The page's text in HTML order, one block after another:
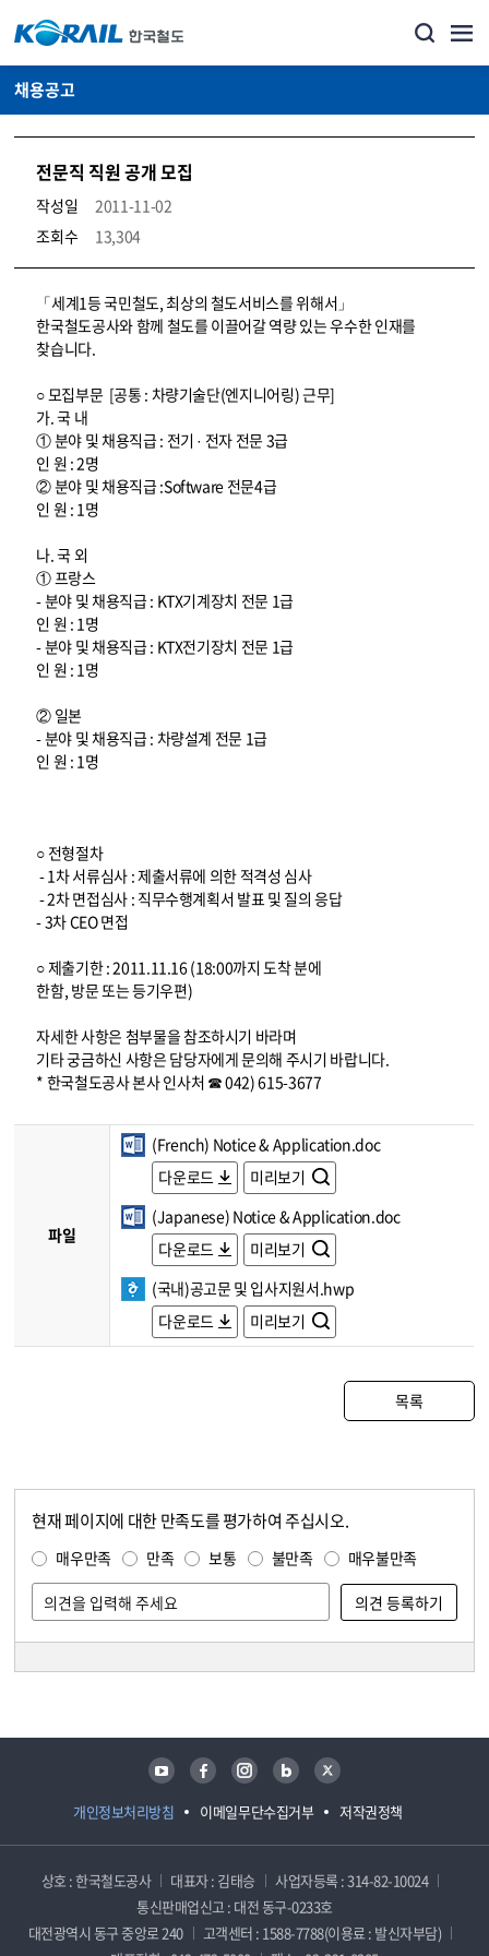
채용공고
전문직 직원 공개 모집
작성일
2011-11-02
조회수
13,304
코레일소개_경영공시_채용공고 상세보기 – 내용, 파일, 담당자 연락처로 구성
「세계1등 국민철도, 최상의 철도서비스를 위해서」
한국철도공사와 함께 철도를 이끌어갈 역량 있는 우수한 인재를
찾습니다.
○ 모집부문 [공통 : 차량기술단(엔지니어링) 근무]
가. 국 내
① 분야 및 채용직급 : 전기 · 전자 전문 3급
인 원 : 2명
② 분야 및 채용직급 :Software 전문4급
인 원 : 1명
나. 국 외
① 프랑스
- 분야 및 채용직급 : KTX기계장치 전문 1급
인 원 : 1명
- 분야 및 채용직급 : KTX전기장치 전문 1급
인 원 : 1명
② 일본
- 분야 및 채용직급 : 차량설계 전문 1급
인 원 : 1명
○ 전형절차
- 1차 서류심사 : 제출서류에 의한 적격성 심사
- 2차 면접심사 : 직무수행계획서 발표 및 질의 응답
- 3차 CEO 면접
○ 제출기한 : 2011.11.16 (18:00까지 도착 분에
한함, 방문 또는 등기우편)
자세한 사항은 첨부물을 참조하시기 바라며
기타 궁금하신 사항은 담당자에게 문의해 주시기 바랍니다.
* 한국철도공사 본사 인사처 ☎ 042) 615-3677
파일
(French) Notice & Application.doc
다운로드
미리보기
(Japanese) Notice & Application.doc
다운로드
미리보기
(국내)공고문 및 입사지원서.hwp
다운로드
미리보기
목록
현재 페이지에 대한 만족도를 평가하여 주십시오.
매우만족 만족 보통 불만족 매우불만족
개인정보처리방침 이메일무단수집거부 저작권정책
유튜브 페이스북 인스타그램 블로그 트위터
상호 : 한국철도공사 대표자 : 김태승
사업자등록 : 314-82-10024
통신판매업신고 : 대전 동구-0233호
대전광역시 동구 중앙로 240
고객센터 : 1588-7788(이용료 : 발신자부담)